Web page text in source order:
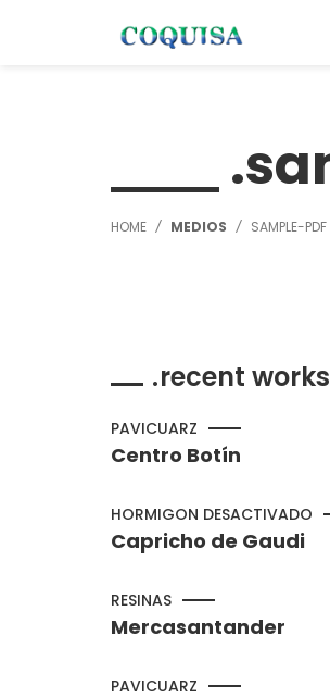
HOME MEDIOS SAMPLE-PDF
recent works
PAVICUARZ
Centro Botín
HORMIGON DESACTIVADO
Capricho de Gaudi
RESINAS
Mercasantander
PAVICUARZ